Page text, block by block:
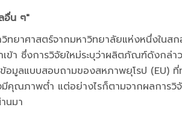
อื่น ๆ"
าศาสตร์จากมหาวิทยาลัยแห่งหนึ่งในส
ข้า ซึ่งการวิจัยใหม่ระบุว่าผลิตภัณฑ์ดังกล่
มูลแบบสอบถามของสหภาพยุโรป (EU) ที่ท
มีคุณภาพต่ำ แต่อย่างไรก็ตามจากผลการ
นมา